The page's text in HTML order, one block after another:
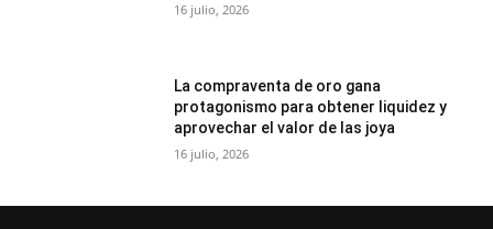
16 julio, 2026
La compraventa de oro gana
protagonismo para obtener liquidez y
aprovechar el valor de las joya
16 julio, 2026